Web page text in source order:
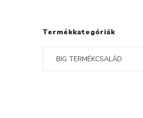
Termékkategóriák
BIG TERMÉKCSALÁD